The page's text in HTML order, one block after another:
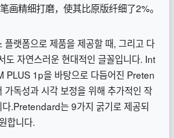
画精细打磨，使其比原版纤细了2%。
랫폼으로 제품을 제공할 때, 그리고 다
도 자연스러운 현대적인 글꼴입니다. Int
PLUS 1p을 바탕으로 다듬어진 Preten
독성과 시각 보정을 위해 추가적인 작
다.Pretendard는 9가지 굵기로 제공되
합니다.